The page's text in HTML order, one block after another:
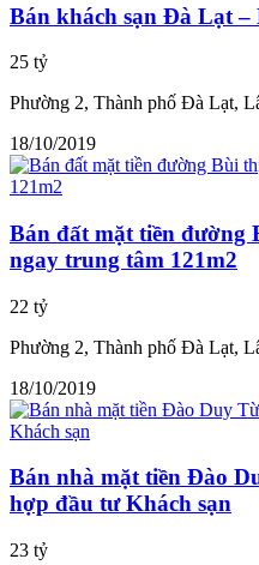
Bán khách sạn Đà Lạt
25 tỷ
Phường 2, Thành phố Đà Lạt,
18/10/2019
Bán đất mặt tiền
ngay trung tâm 121m2
22 tỷ
Phường 2, Thành phố Đà Lạt,
18/10/2019
Bán nhà mặt tiền Đào
hợp đầu tư Khách sạn
23 tỷ